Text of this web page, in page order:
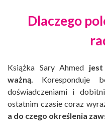
Dlaczego
Książka Sary Ahmed jest
ważną.
Koresponduje
doświadczeniami i
ostatnim czasie coraz
a do czego określenia